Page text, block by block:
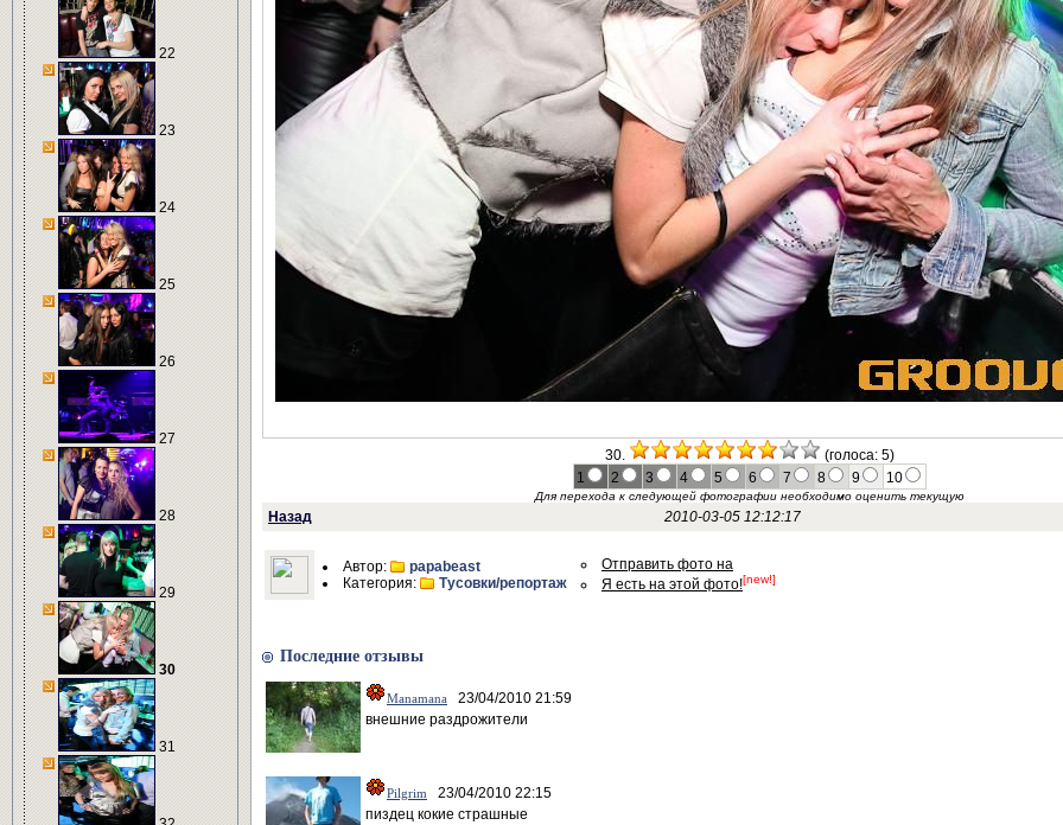
22
23
24
25
26
27
28
29
30
31
30.
(голоса: 5)
1
2 3 4 5 6 7 8 9 10
Для перехода к следующей фотографии необходимо оценить текущую
Назад 2010-03-05 12:12:17
Автор:
papabeast
Категория:
Тусовки/репортаж
Отправить фото на
Я есть на этой фото![new!]
Последние отзывы
Manamana 23/04/2010 21:59
внешние раздрожители
Pilgrim
23/04/2010 22:15
пиздец кокие страшные